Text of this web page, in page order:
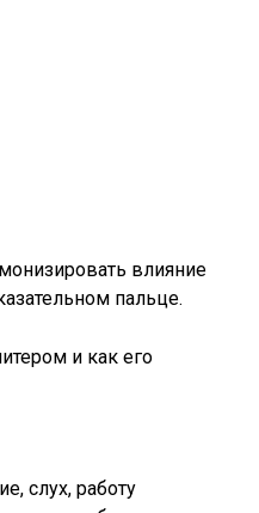
влияние
пальце.
и как его
слух, работу